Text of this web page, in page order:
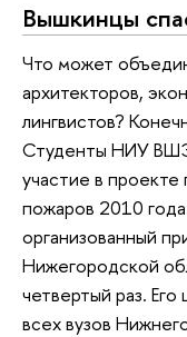
Вышкинцы
Что может
архитекторов,
лингвистов?
Студенты НИУ
участие в
пожаров 2010
организованный
Нижегородской
четвертый раз.
всех вузов